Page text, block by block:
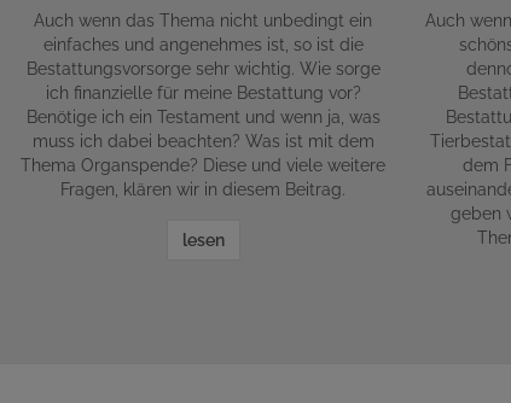
Auch wenn das Thema nicht unbedingt ein
einfaches und angenehmes ist, so ist die
Bestattungsvorsorge sehr wichtig. Wie sorge
ich finanzielle für meine Bestattung vor?
Benötige ich ein Testament und wenn ja, was
muss ich dabei beachten? Was ist mit dem
Thema Organspende? Diese und viele weitere
Fragen, klären wir in diesem Beitrag.
lesen
Auch
dem
geben